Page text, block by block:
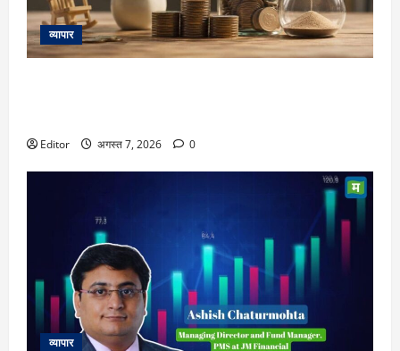
व्यापार
Editor अगस्त 7, 2026 0
व्यापार